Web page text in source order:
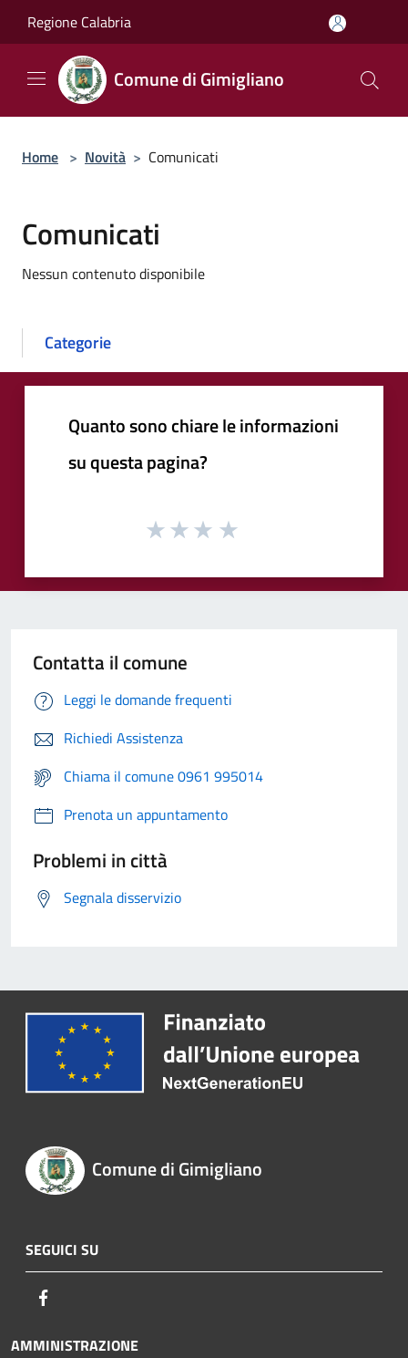
Regione Calabria
Comune di Gimigliano
Home > Novità > Comunicati
Comunicati
Nessun contenuto disponibile
Categorie
Quanto sono chiare le informazioni
su questa pagina?
Contatta il comune
Leggi le domande frequenti
Richiedi Assistenza
Chiama il comune 0961 995014
Prenota un appuntamento
Problemi in città
Segnala disservizio
Comune di Gimigliano
SEGUICI SU
AMMINISTRAZIONE